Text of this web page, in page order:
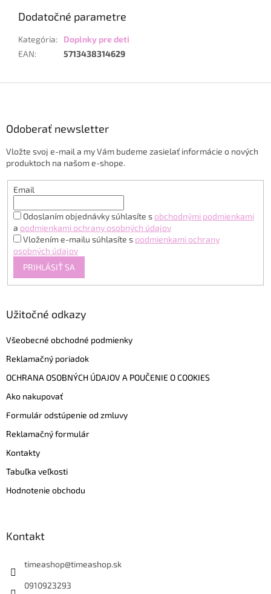
Dodatočné parametre
Kategória:
Doplnky pre deti
EAN: 5713438314629
Odoberať newsletter
Vložte svoj e-mail a my Vám budeme zasielať informácie o nových
produktoch na našom e-shope.
Email
Odoslaním objednávky súhlasíte s obchodnými podmienkami
a podmienkami ochrany osobných údajov
Vložením e-mailu súhlasíte s podmienkami ochrany
osobných údajov
PRIHLÁSIŤ SA
Užitočné odkazy
Všeobecné obchodné podmienky
Reklamačný poriadok
OCHRANA OSOBNÝCH ÚDAJOV A POUČENIE O COOKIES
Ako nakupovať
Formulár odstúpenie od zmluvy
Reklamačný formulár
Kontakty
Tabuľka veľkosti
Hodnotenie obchodu
Kontakt
timeashop@timeashop.sk
0910923293